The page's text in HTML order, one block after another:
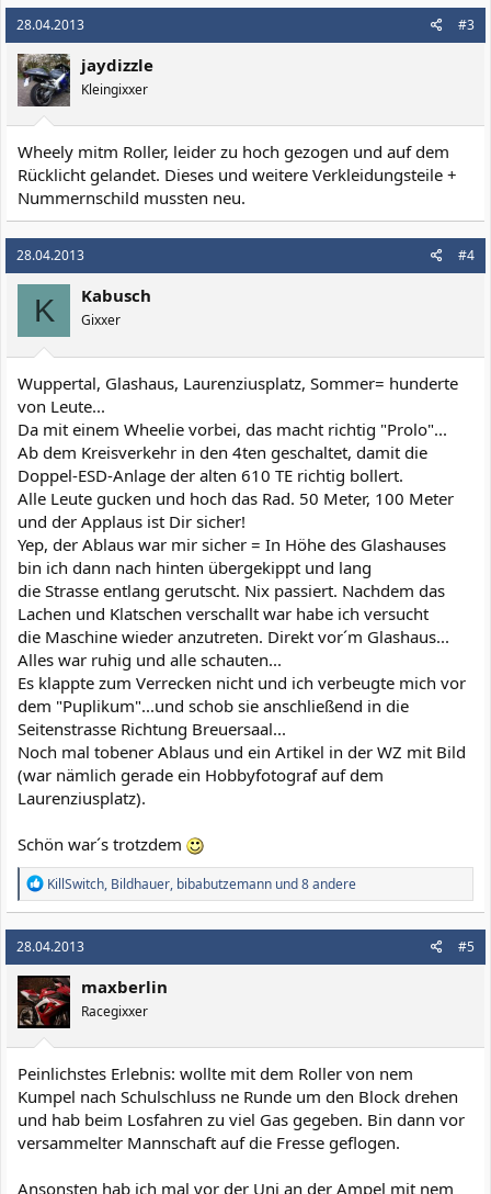
28.04.2013 #3
jaydizzle
Kleingixxer
Wheely mitm Roller, leider zu hoch gezogen und auf dem
Rücklicht gelandet. Dieses und weitere Verkleidungsteile +
Nummernschild mussten neu.
28.04.2013 #4
K Kabusch
Gixxer
Wuppertal, Glashaus, Laurenziusplatz, Sommer= hunderte
von Leute...
Da mit einem Wheelie vorbei, das macht richtig "Prolo"...
Ab dem Kreisverkehr in den 4ten geschaltet, damit die
Doppel-ESD-Anlage der alten 610 TE richtig bollert.
Alle Leute gucken und hoch das Rad. 50 Meter, 100 Meter
und der Applaus ist Dir sicher!
Yep, der Ablaus war mir sicher = In Höhe des Glashauses
bin ich dann nach hinten übergekippt und lang
die Strasse entlang gerutscht. Nix passiert. Nachdem das
Lachen und Klatschen verschallt war habe ich versucht
die Maschine wieder anzutreten. Direkt vor´m Glashaus...
Alles war ruhig und alle schauten...
Es klappte zum Verrecken nicht und ich verbeugte mich vor
dem "Puplikum"...und schob sie anschließend in die
Seitenstrasse Richtung Breuersaal...
Noch mal tobener Ablaus und ein Artikel in der WZ mit Bild
(war nämlich gerade ein Hobbyfotograf auf dem
Laurenziusplatz).
Schön war´s trotzdem
R
e
a
k
t
i
o
n
e
n
KillSwitch, Bildhauer, bibabutzemann und 8 andere
28.04.2013 #5
maxberlin
Racegixxer
Peinlichstes Erlebnis: wollte mit dem Roller von nem
Kumpel nach Schulschluss ne Runde um den Block drehen
und hab beim Losfahren zu viel Gas gegeben. Bin dann vor
versammelter Mannschaft auf die Fresse geflogen.
Ansonsten hab ich mal vor der Uni an der Ampel mit nem